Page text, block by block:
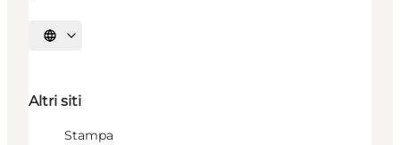
Seleziona la lingua
Altri siti
Stampa